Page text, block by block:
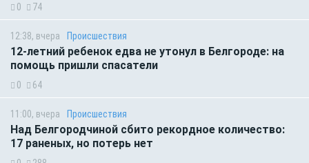
0 74
12:38, вчера Происшествия
12-летний ребенок едва не утонул в Белгороде: на
помощь пришли спасатели
0 64
11:00, вчера Происшествия
Над Белгородчиной сбито рекордное количество:
17 раненых, но потерь нет